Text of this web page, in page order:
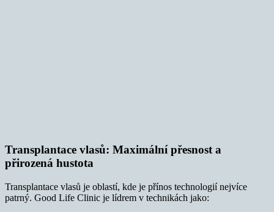
Transplantace vlasů: Maximální přesnost a
přirozená hustota
Transplantace vlasů je oblastí, kde je přínos technologií nejvíce
patrný. Good Life Clinic je lídrem v technikách jako: